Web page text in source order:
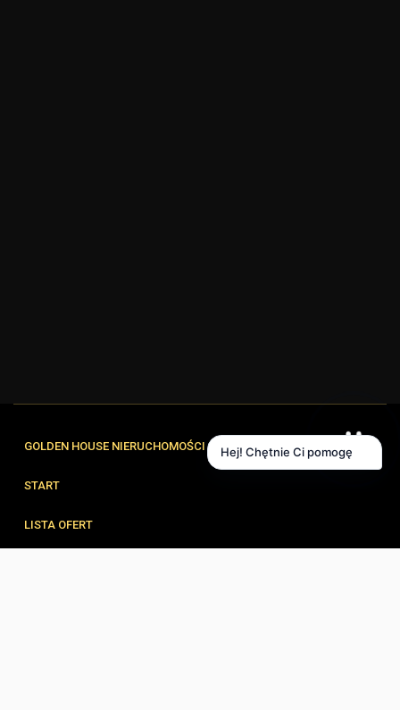
GOLDEN HOUSE NIERUCHOMOŚCI
START
LISTA OFERT
Hej! Chętnie Ci pomogę